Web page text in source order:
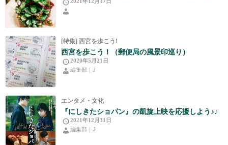
[特集] 西宮を歩こう!
西宮を歩こう！（郵便局の風景印巡り）
2020年5月21日
編集部｜J
エンタメ・文化
『にしきたショパン』の凱旋上映を応援しよう♪♪
2021年12月31日
編集部｜J